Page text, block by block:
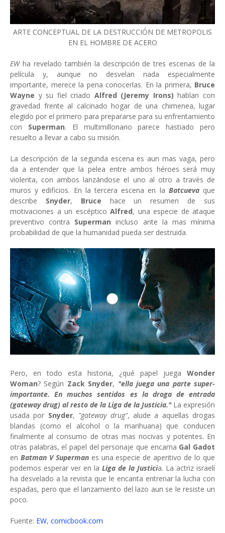
ARTE CONCEPTUAL DE LA DESTRUCCIÓN DE METROPOLIS
EN EL HOMBRE DE ACERO
EW ha revelado también la descripción de tres escenas de la
película y, aunque no desvelan nada especialmente
importante, merece la pena conocerlas. En la primera, Bruce
Wayne y su fiel criado Alfred (Jeremy Irons) hablan con
gravedad frente al calcinado hogar de una chimenea, lugar
elegido por el primero para prepararse para su enfrentamiento
con Superman. El multimillonario parece hastiado pero
resuelto a llevar a cabo su misión.
La descripción de la segunda escena es aun mas vaga, pero
da a entender que la pelea entre ambos héroes será muy
violenta, con ambos lanzándose el uno al otro a través de
muros y edificios. En la tercera escena en la Batcueva que
describe Snyder, Bruce hace un resumen de sus
motivaciones a un escéptico Alfred, una especie de ataque
preventivo contra Supermanincluso ante la mas mínima
probabilidad de que la humanidad pueda ser destruida.
Pero, en todo esta historia, ¿qué papel juega Wonder
Woman? Según Zack Snyder, "ella juega una parte super-
importante. En muchos sentidos es la droga de entrada
(gateway drug) al resto de la Liga de la Justicia." La expresión
usada por Snyder, "gateway drug", alude a aquellas drogas
blandas (como el alcohol o la marihuana) que conducen
finalmente al consumo de otras mas nocivas y potentes. En
otras palabras, el papel del personaje que encarna Gal Gadot
en Batman V Supermanes una especie de aperitivo de lo que
podemos esperar ver en la Liga de la Justicia. La actriz israelí
ha desvelado a la revista que le encanta entrenar la lucha con
espadas, pero que el lanzamiento del lazo aun se le resiste un
poco.
Fuente: EW, comicbook.com